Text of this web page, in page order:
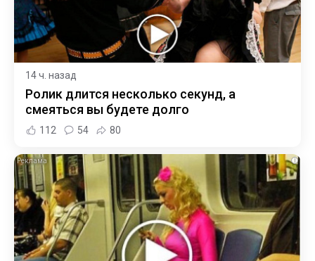
14 ч. назад
Ролик длится несколько секунд, а
смеяться вы будете долго
112 54 80
i